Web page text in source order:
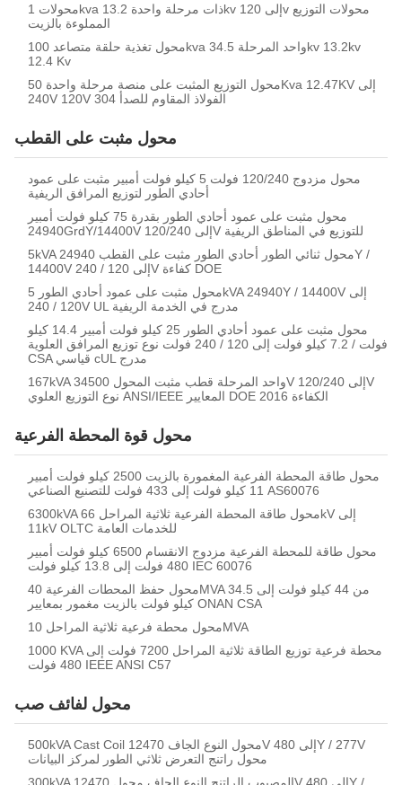
محولات 1kva ذات مرحلة واحدة 13.2kv إلى 120v محولات التوزيع
المملوءة بالزيت
محول تغذية حلقة متصاعد 100kva واحد المرحلة 34.5kv 13.2kv
12.4 Kv
محول التوزيع المثبت على منصة مرحلة واحدة 50Kva 12.47KV إلى
240V 120V 304 الفولاذ المقاوم للصدأ
محول مثبت على القطب
محول مزدوج 120/240 فولت 5 كيلو فولت أمبير مثبت على عمود
أحادي الطور لتوزيع المرافق الريفية
محول مثبت على عمود أحادي الطور بقدرة 75 كيلو فولت أمبير
24940GrdY/14400V إلى 120/240V للتوزيع في المناطق الريفية
5kVA محول ثنائي الطور أحادي الطور مثبت على القطب 24940Y /
14400V إلى 120 / 240V كفاءة DOE
محول مثبت على عمود أحادي الطور 5kVA 24940Y / 14400V إلى
120 / 240V UL مدرج في الخدمة الريفية
محول مثبت على عمود أحادي الطور 25 كيلو فولت أمبير 14.4 كيلو
فولت / 7.2 كيلو فولت إلى 120 / 240 فولت نوع توزيع المرافق العلوية
CSA قياسي cUL مدرج
167kVA واحد المرحلة قطب مثبت المحول 34500V إلى 120/240V
نوع التوزيع العلوي ANSI/IEEE المعايير DOE 2016 الكفاءة
محول قوة المحطة الفرعية
محول طاقة المحطة الفرعية المغمورة بالزيت 2500 كيلو فولت أمبير
11 كيلو فولت إلى 433 فولت للتصنيع الصناعي AS60076
6300kVA محول طاقة المحطة الفرعية ثلاثية المراحل 66kV إلى
11kV OLTC للخدمات العامة
محول طاقة للمحطة الفرعية مزدوج الانقسام 6500 كيلو فولت أمبير
480 فولت إلى 13.8 كيلو فولت IEC 60076
محول حفظ المحطات الفرعية 40MVA من 44 كيلو فولت إلى 34.5
كيلو فولت بالزيت مغمور بمعايير ONAN CSA
محول محطة فرعية ثلاثية المراحل 10MVA
1000 KVA محطة فرعية توزيع الطاقة ثلاثية المراحل 7200 فولت إلى
480 فولت IEEE ANSI C57
محول لفائف صب
500kVA Cast Coil محول النوع الجاف 12470V إلى 480Y / 277V
محول راتنج التعرض ثلاثي الطور لمركز البيانات